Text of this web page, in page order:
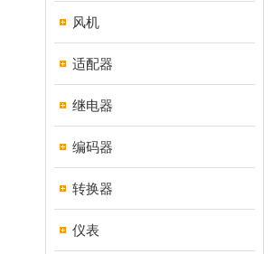
风机
适配器
继电器
编码器
转换器
仪表